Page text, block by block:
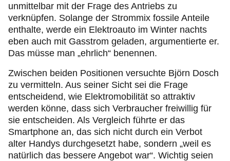
unmittelbar mit der Frage des Antriebs zu
verknüpfen. Solange der Strommix fossile Anteile
enthalte, werde ein Elektroauto im Winter nachts
eben auch mit Gasstrom geladen, argumentierte er.
Das müsse man „ehrlich“ benennen.
Zwischen beiden Positionen versuchte Björn Dosch
zu vermitteln. Aus seiner Sicht sei die Frage
entscheidend, wie Elektromobilität so attraktiv
werden könne, dass sich Verbraucher freiwillig für
sie entscheiden. Als Vergleich führte er das
Smartphone an, das sich nicht durch ein Verbot
alter Handys durchgesetzt habe, sondern „weil es
natürlich das bessere Angebot war“. Wichtig seien